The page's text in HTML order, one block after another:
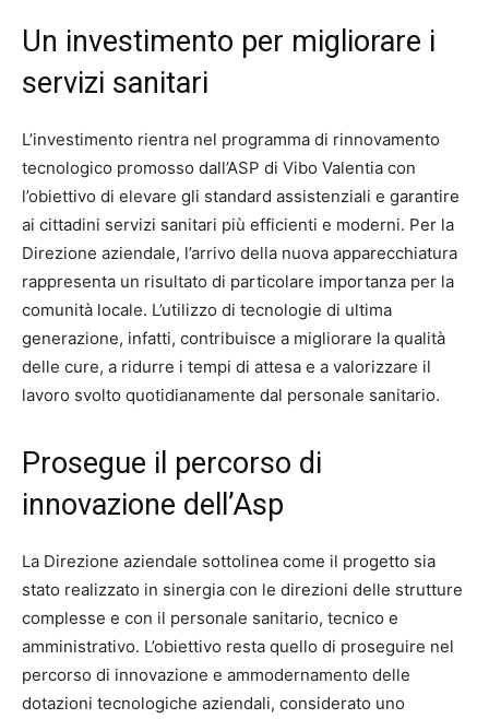
Un investimento per migliorare i
servizi sanitari
L’investimento rientra nel programma di rinnovamento
tecnologico promosso dall’ASP di Vibo Valentia con
l’obiettivo di elevare gli standard assistenziali e garantire
ai cittadini servizi sanitari più efficienti e moderni. Per la
Direzione aziendale, l’arrivo della nuova apparecchiatura
rappresenta un risultato di particolare importanza per la
comunità locale. L’utilizzo di tecnologie di ultima
generazione, infatti, contribuisce a migliorare la qualità
delle cure, a ridurre i tempi di attesa e a valorizzare il
lavoro svolto quotidianamente dal personale sanitario.
Prosegue il percorso di
innovazione dell’Asp
La Direzione aziendale sottolinea come il progetto sia
stato realizzato in sinergia con le direzioni delle strutture
complesse e con il personale sanitario, tecnico e
amministrativo. L’obiettivo resta quello di proseguire nel
percorso di innovazione e ammodernamento delle
dotazioni tecnologiche aziendali, considerato uno